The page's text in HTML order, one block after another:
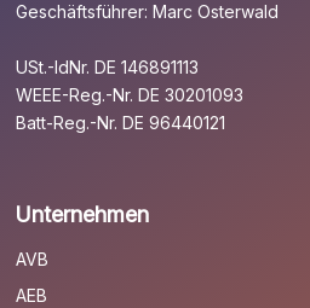
Geschäftsführer: Marc Osterwald
USt.-IdNr. DE 146891113
WEEE-Reg.-Nr. DE 30201093
Batt-Reg.-Nr. DE 96440121
Unternehmen
AVB
AEB